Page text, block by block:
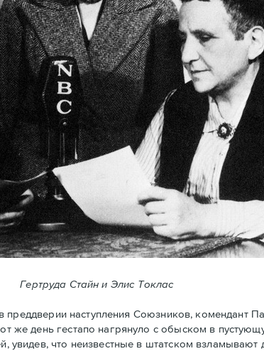
Гертруда Стайн и Элис Токлас
преддверии наступления Союзников, комендант
же день гестапо нагрянуло с обыском в
увидев, что неизвестные в штатском